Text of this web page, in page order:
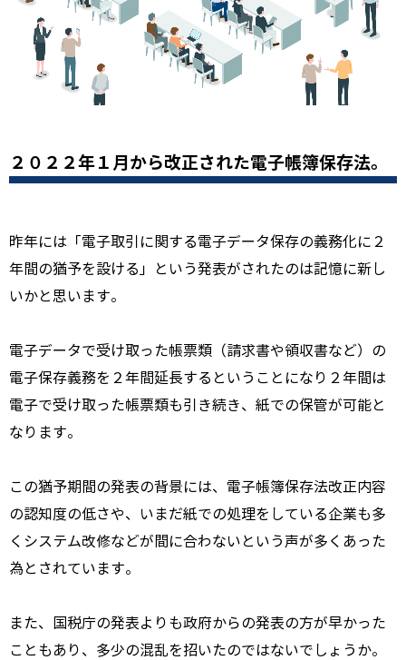
２０２２年１月から改正された電子帳簿保存法。
昨年には「電子取引に関する電子データ保存の義務化に２
年間の猶予を設ける」という発表がされたのは記憶に新し
いかと思います。
電子データで受け取った帳票類（請求書や領収書など）の
電子保存義務を２年間延長するということになり２年間は
電子で受け取った帳票類も引き続き、紙での保管が可能と
なります。
この猶予期間の発表の背景には、電子帳簿保存法改正内容
の認知度の低さや、いまだ紙での処理をしている企業も多
くシステム改修などが間に合わないという声が多くあった
為とされています。
また、国税庁の発表よりも政府からの発表の方が早かった
こともあり、多少の混乱を招いたのではないでしょうか。